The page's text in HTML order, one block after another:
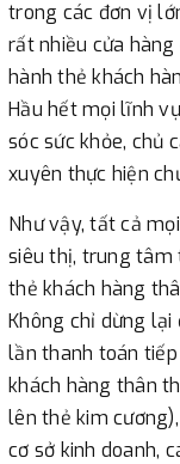
trong các đơn vị
rất nhiều cửa
hành thẻ khách
Hầu hết mọi lĩnh
sóc sức khỏe, chủ
xuyên thực hiện
Như vậy, tất cả
siêu thị, trung tâm
thẻ khách hàng
Không chỉ dừng
lần thanh toán
khách hàng thân
lên thẻ kim
cơ sở kinh doanh,